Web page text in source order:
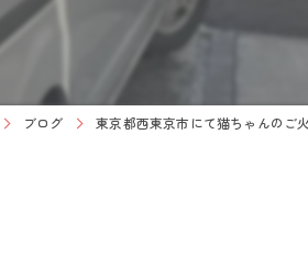
メモリアルグッズ
ブログ 東京都西東京市にて猫ちゃんのご